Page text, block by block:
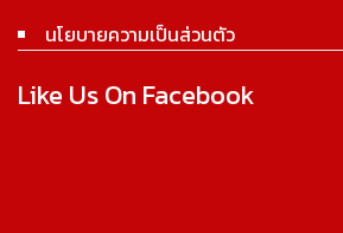
นโยบายความเป็นส่วนตัว
Like Us On Facebook